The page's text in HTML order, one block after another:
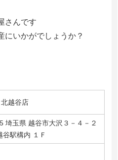
さんです
にいかがでしょうか？
越谷店
埼玉県 越谷市大沢３－４－２
谷駅構内 １Ｆ